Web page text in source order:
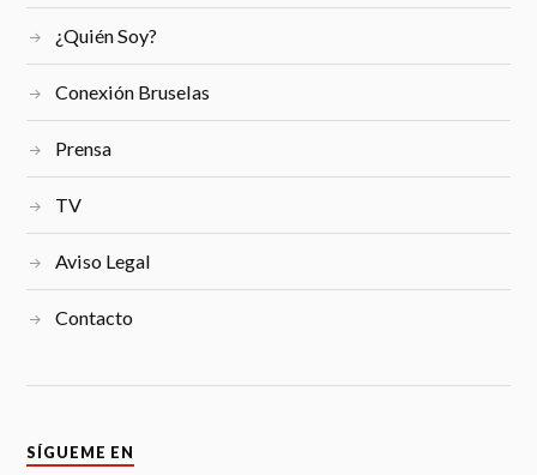
¿Quién Soy?
Conexión Bruselas
Prensa
TV
Aviso Legal
Contacto
SÍGUEME EN